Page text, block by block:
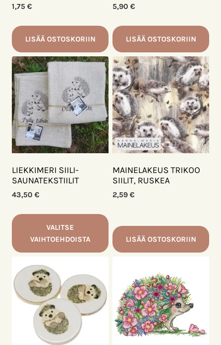
1,75 €
LISÄÄ OSTOSKORIIN
5,90 €
LISÄÄ OSTOSKORIIN
LIEKKIMERI SIILI-
SAUNATEKSTIILIT
43,50 €
VALITSE
VAIHTOEHDOISTA
tuotteella
on
useampi
muunnelma.
tehdä
MAINELAKEUS TRIKOO
SIILIT, RUSKEA
2,59 €
LISÄÄ OSTOSKORIIN